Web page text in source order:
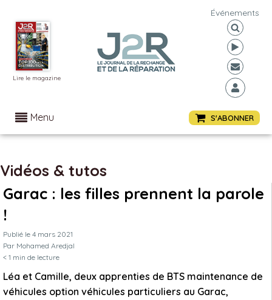
Lire le magazine
Événements
Menu S'ABONNER
Vidéos & tutos
Garac : les filles prennent la parole
!
Publié le 4 mars 2021
Par Mohamed Aredjal
< 1 min de lecture
Léa et Camille, deux apprenties de BTS maintenance de
véhicules option véhicules particuliers au Garac,